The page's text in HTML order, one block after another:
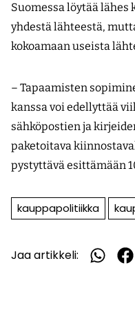
Suomessa löytää
yhdestä lähteestä,
kokoamaan useista
– Tapaamisten
kanssa voi edellyttää
sähköpostien ja
paketoitava
pystyttävä esittämään
kauppapolitiikka
Jaa artikkeli:
Jaa
Jaa